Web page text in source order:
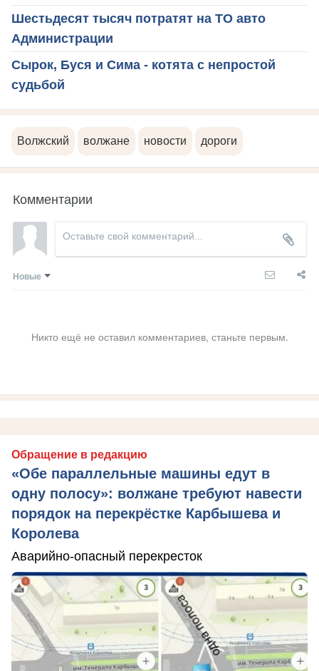
Шестьдесят тысяч потратят на ТО авто
Администрации
Сырок, Буся и Сима - котята с непростой
судьбой
Волжский волжане новости дороги
Комментарии
Новые
Никто ещё не оставил комментариев, станьте первым.
Обращение в редакцию
«Обе параллельные машины едут в
одну полосу»: волжане требуют навести
порядок на перекрёстке Карбышева и
Королева
Аварийно-опасный перекресток